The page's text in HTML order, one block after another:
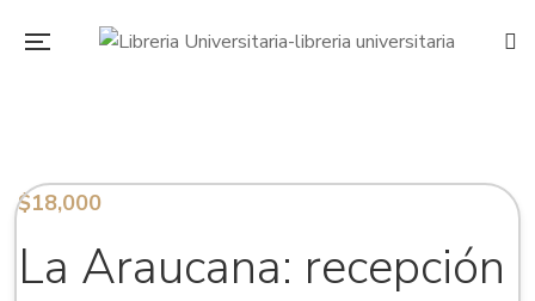
$18,000
La Araucana: recepción